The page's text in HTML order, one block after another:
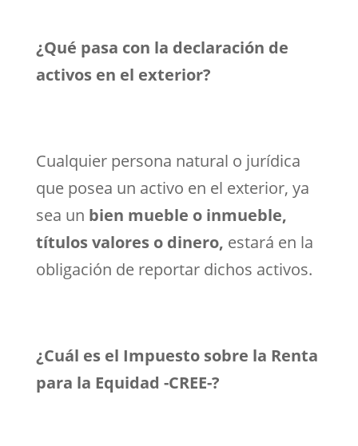
¿Qué pasa con la declaración de
activos en el exterior?
Cualquier persona natural o jurídica
que posea un activo en el exterior, ya
sea un bien mueble o inmueble,
títulos valores o dinero, estará en la
obligación de reportar dichos activos.
¿Cuál es el Impuesto sobre la Renta
para la Equidad -CREE-?